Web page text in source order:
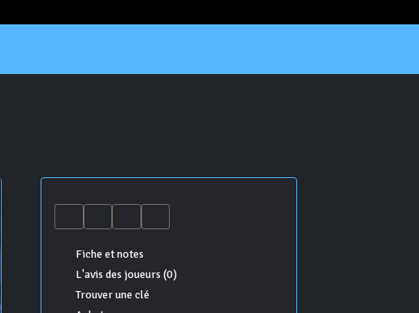
Fiche et notes
L'avis des joueurs (0)
Trouver une clé